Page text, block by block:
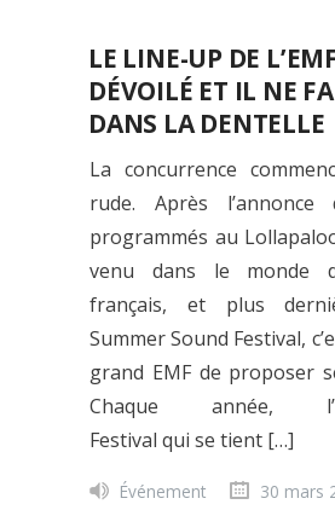
LE LINE-UP DE
DÉVOILÉ ET IL NE
DANS LA DENTELLE
La concurrence
rude. Après l’annonce
programmés au
venu dans le monde
français, et plus
Summer Sound Festival,
grand EMF de proposer
Chaque année,
Festival qui se tient […]
Événement
30 mars